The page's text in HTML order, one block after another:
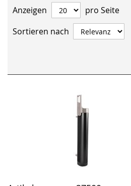
Anzeigen
pro Seite
Sortieren nach